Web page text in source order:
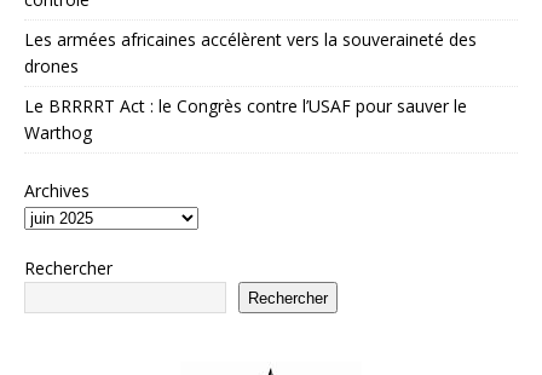
Les armées africaines accélèrent vers la souveraineté des
drones
Le BRRRRT Act : le Congrès contre l’USAF pour sauver le
Warthog
Archives
Rechercher
Rechercher